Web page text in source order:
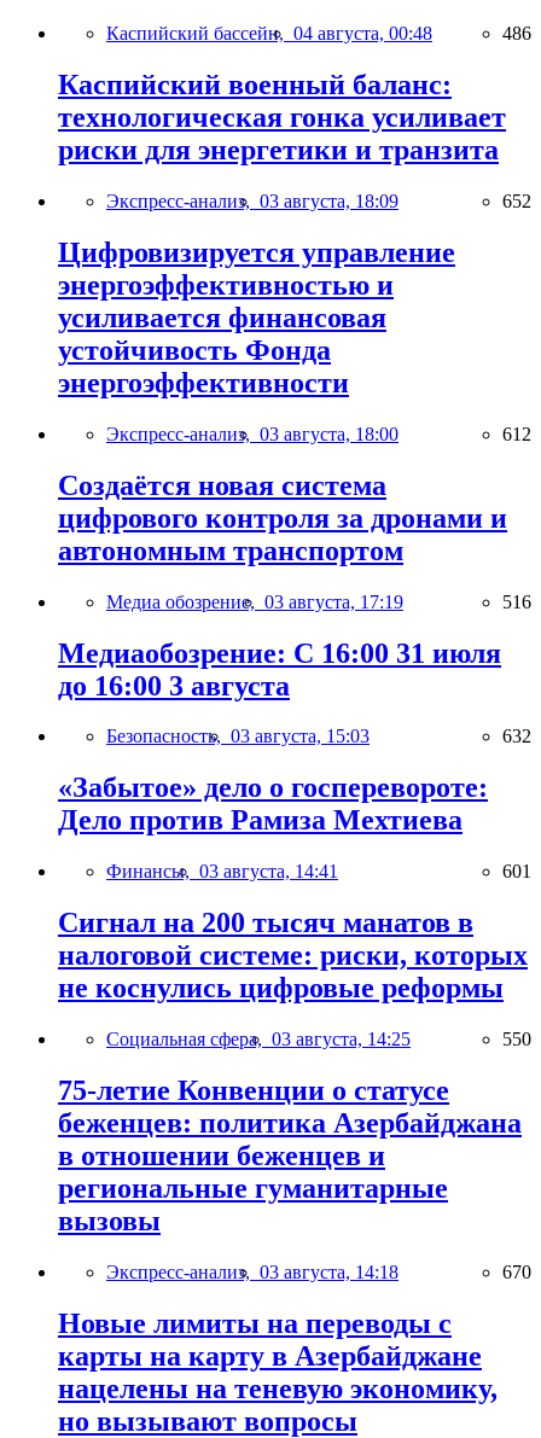
Каспийский бассейн, 04 августа, 00:48 486
Каспийский военный баланс:
технологическая гонка усиливает
риски для энергетики и транзита
Экспресс-анализ, 03 августа, 18:09 652
Цифровизируется управление
энергоэффективностью и
усиливается финансовая
устойчивость Фонда
энергоэффективности
Экспресс-анализ, 03 августа, 18:00 612
Создаётся новая система
цифрового контроля за дронами и
автономным транспортом
Медиа обозрение, 03 августа, 17:19 516
Медиаобозрение: С 16:00 31 июля
до 16:00 3 августа
Безопасность, 03 августа, 15:03 632
«Забытое» дело о госперевороте:
Дело против Рамиза Мехтиева
Финансы, 03 августа, 14:41 601
Сигнал на 200 тысяч манатов в
налоговой системе: риски, которых
не коснулись цифровые реформы
Социальная сфера, 03 августа, 14:25 550
75-летие Конвенции о статусе
беженцев: политика Азербайджана
в отношении беженцев и
региональные гуманитарные
вызовы
Экспресс-анализ, 03 августа, 14:18 670
Новые лимиты на переводы с
карты на карту в Азербайджане
нацелены на теневую экономику,
но вызывают вопросы